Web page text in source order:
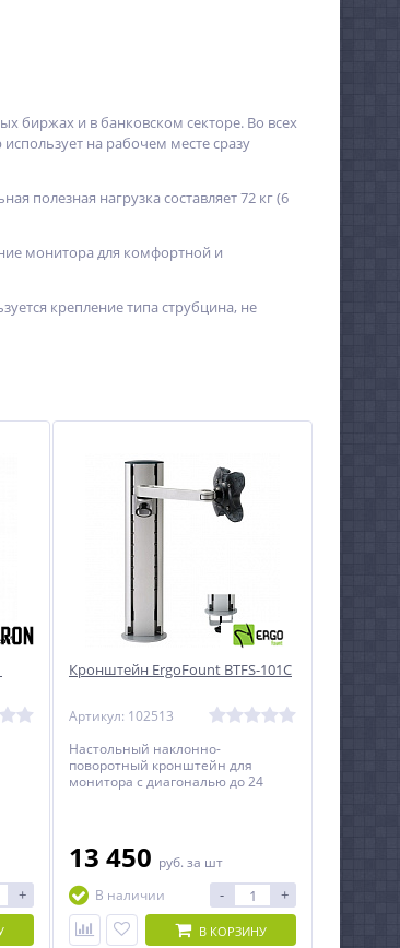
биржах и в банковском секторе. Во всех
на рабочем месте сразу
полезная нагрузка составляет 72 кг (6
монитора для комфортной и
крепление типа струбцина, не
+
Кронштейн ErgoFount BTFS-101C
Артикул: 102513
Настольный наклонно-
поворотный кронштейн для
монитора с диагональю до 24
13 450 руб. за шт
В наличии
- +
В КОРЗИНУ